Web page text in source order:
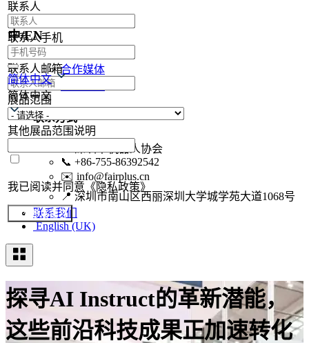
现场集锦
合作媒体
联系方式
深圳市机器人协会
📞 +86-755-86392542
✉️ info@fairplus.cn
📍 深圳市南山区西丽深圳大学城学苑大道1068号
联系我们
English (UK)
探寻AI Instruct的革新潜能，
这些前沿科技成果正加速转化
联系人
联系人手机
联系人邮箱
展品范围
其他展品范围说明
我已阅读并同意《隐私政策》
提交参展报名
中/EN
简体中文
简体中文